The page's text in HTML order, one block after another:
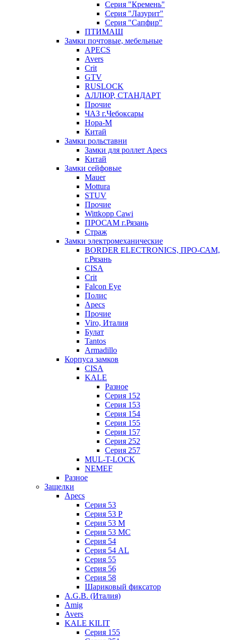
Серия "Кремень"
Серия "Лазурит"
Серия "Сапфир"
ПТИМАШ
Замки почтовые, мебельные
APECS
Avers
Crit
GTV
RUSLOCK
АЛЛЮР, СТАНДАРТ
Прочие
ЧАЗ г.Чебоксары
Нора-М
Китай
Замки рольставни
Замки для роллет Apecs
Китай
Замки сейфовые
Mauer
Mottura
STUV
Прочие
Wittkopp Cawi
ПРОСАМ г.Рязань
Страж
Замки электромеханические
BORDER ELECTRONICS, ПРО-САМ,
г.Рязань
CISA
Crit
Falcon Eye
Полис
Apecs
Прочие
Viro, Италия
Булат
Tantos
Armadillo
Корпуса замков
CISA
KALE
Разное
Серия 152
Серия 153
Серия 154
Серия 155
Серия 157
Серия 252
Серия 257
MUL-T-LOCK
NEMEF
Разное
Защелки
Apecs
Серия 53
Серия 53 P
Серия 53 М
Серия 53 МC
Серия 54
Серия 54 AL
Серия 55
Серия 56
Серия 58
Шариковый фиксатор
A.G.B. (Италия)
Amig
Avers
KALE KILIT
Серия 155